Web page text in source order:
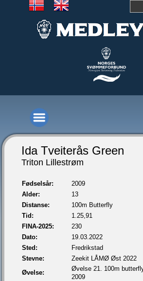
Ida Tveiterås Green
Triton Lillestrøm
Fødselsår:
2009
Alder:
13
Distanse:
100m Butterfly
Tid:
1.25,91
FINA-2025:
230
Dato:
19.03.2022
Sted:
Fredrikstad
Stevne:
Zeekit LÅMØ Øst 2022
Øvelse:
Øvelse 21. 100m
2009